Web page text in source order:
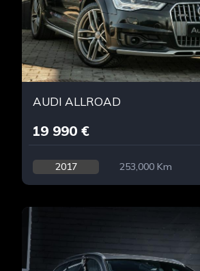
AUDI ALLROAD
19 990 €
2017 253,000 Km